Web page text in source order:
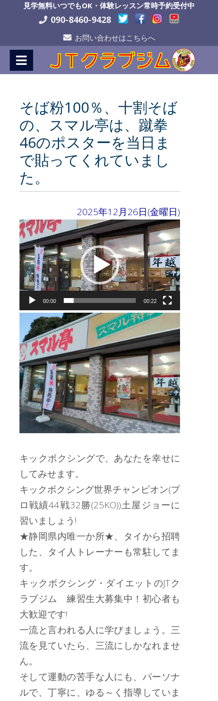
見学無料いつでもOK・体験レッスン常時予約受付中
090-8460-9428
お問い合わせはこちらへ
そば粉100％、十割そば
の、スマル亭は、蹴拳
46のポスターを当日ま
で貼ってくれていまし
た。
2025年12月26日(金曜日)
動
画
プ
レ
ー
00:00 00:22
キックボクシングで、あなたを幸せに
してみせます。
キックボクシング世界チャンピオン(プ
ロ戦績44戦32勝(25KO))土屋ジョーに
習いましょう!
★静岡県内唯一か所★、タイから招聘
した、タイ人トレーナーも常駐してま
す。
キックボクシング・ダイエットのJTク
ラブジム 練習生大募集中！初心者も
大歓迎です!
一流と言われる人に学びましょう。三
流を見ていたら、三流にしかなれませ
ん。
そして運動の苦手な人にも、パーソナ
ルで、丁寧に、ゆる～く指導していま